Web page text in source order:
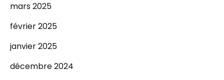
mars 2025
février 2025
janvier 2025
décembre 2024